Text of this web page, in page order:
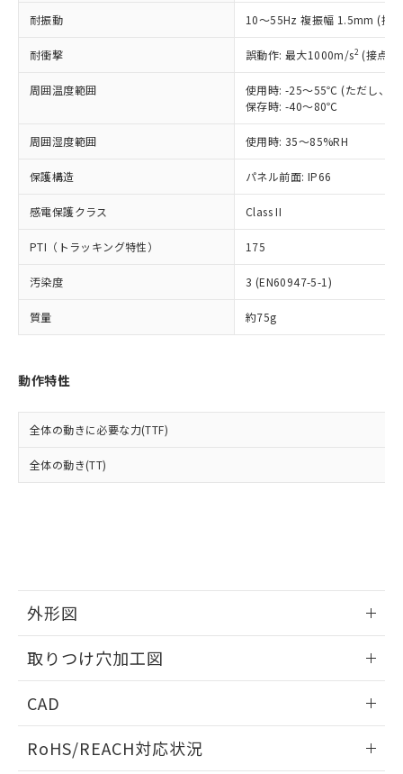
耐振動 10～55Hz 複振幅 1.5mm (接
耐衝撃 誤動作: 最大1000m/s2 (接点
周囲温度範囲
使用時: -25～55℃ (ただし、氷
保存時: -40～80℃
周囲湿度範囲 使用時: 35～85%RH
保護構造 パネル前面: IP66
感電保護クラス Class II
PTI（トラッキング特性） 175
汚染度 3 (EN60947-5-1)
質量 約75g
動作特性
全体の動きに必要な力(TTF)
全体の動き(TT)
外形図
取りつけ穴加工図
CAD
ドすることができます。
RoHS/REACH対応状況
記載している更新日時点での社内デー
タに基づき作成されるものであり、閲
覧された時点での実際の在庫および標
準価格とは異なる場合があることをご
正式な納期状況および標準価格はお客
様のお取引先、またはお客様担当のオ
ムロン制御機器販売店・当社販売員に
オムロン制御機器販売店や当社販売拠
販売ネットワーク
」をご確認
ください。
在庫状況および標準価格結果を当社の
事前の承諾なく第三者に漏洩または開
示しないようお願いします。
マイパーツ機能（部品リスト作成サー
ビス）をご利用いただくには、I-Web
メンバーズにご登録されている必要が
および当社の共同利用者が、当社の製
品・サービスに関するお客様との取
をご了承ください。
※当社の共同利用者とは、"個人情報
鉛(Pb) 1000ppm以下、 水銀(Hg) 1000ppm以下、 カド
六価クロム(Cr(Ⅵ)) 1000ppm以下、ポリ臭化ビフェニル
類(PBB) 1000ppm以下、ポリ臭化ジフェニルエーテル類
(PBDE) 1000ppm以下、フタル酸ビス(2-エチルヘキシ
ル) (DEHP)(別名：DOP) 1000ppm以下、フタル酸ブチ
ルベンジル（BBP） 1000ppm以下、フタル酸ジブチル
（DBP） 1000ppm以下、フタル酸ジイソブチル
(DIBP) 1000ppm以下
但し、RoHS指令で産業用監視および制御機器に対する
適用除外項目は除く。
フタル酸エステル類の４物質については閾値を超える意
図的な使用がないことを確認しています。
※2 対応予定月
部品在庫の切り替え状況などにより、予定
月が前後することがあります。
下記の非含有証明書をダウンロードするこ
とができます。
EU RoHS指令（10物質）の非含有証明書
物質の対応では、対応完了までの期間は出
荷製品に未対応品が混在することから備考
既に当社にて対応品への在庫切替を完了
していることから、特段のことがない限
り、2022年1月12日より割愛しておりま
*中国RoHS10物質の基準値 (GB/T26572)：
Pb(鉛) :1000ppm、 Hg(水銀) : 1000ppm、 Cd(カドミウ
Cr(Ⅵ)(六価クロム) : 1000ppm、 PBBs(ポリ臭化ビフェ
ニル類) : 1000ppm、 PBDEs(ポリ臭化ジフェニルエーテ
ル) : 1000ppm、
DEHP(フタル酸ビス(2-エチルヘキシル)) : 1000ppm
※2 環境保護使用期限
「ｅ」：有害物質（10物質）のすべてが基
準値以下であることを示します。
「10」：通常の使用状況下において有害物
質が外部に漏えいし、環境に深刻な影響を
及ぼさない年数を意味します。
（以下｢規制貨物等」という）を輸出
または国外への提供する場合は、日本
国政府の輸出許可(または役務取引許
可)を取得するなどの必要な手続きを
当社は規制貨物を破棄する場合は、完
全に破砕するなど、違法に輸出されな
いよう必要な手段を講じます。
当社は貴社製品を、核兵器、ミサイ
ル、化学兵器、生物兵器またはその他
武器並びにこれらの製造装置等に一切
使用いたしません。
当社は、貴社製品を第三者に販売する
場合は、上記1、2および3の内容を当
該第三者に通知します。また当社は、
販売先および販売に係わる関係者が違
法に輸出するおそれがある場合は、取
り引きをいたしません。
○ 一定数以上の在庫あり
△ 一定数には満たないが在庫あり
在庫なし(最新の在庫状況につ
いては、お客様のお取引先、ま
たはお客様担当のオムロン制御
機器販売店・当社販売員にご確
認ください)
受注生産機種、また在庫状況の
情報を公開していない機種